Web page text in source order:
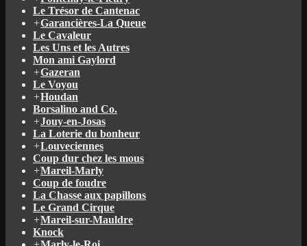
Le Trésor de Cantenac
+Garancières-La Queue
Le Cavaleur
Les Uns et les Autres
Mon ami Gaylord
+Gazeran
Le Voyou
+Houdan
Borsalino and Co.
+Jouy-en-Josas
La Loterie du bonheur
+Louveciennes
Coup dur chez les mous
+Mareil-Marly
Coup de foudre
La Chasse aux papillons
Le Grand Cirque
+Mareil-sur-Mauldre
Knock